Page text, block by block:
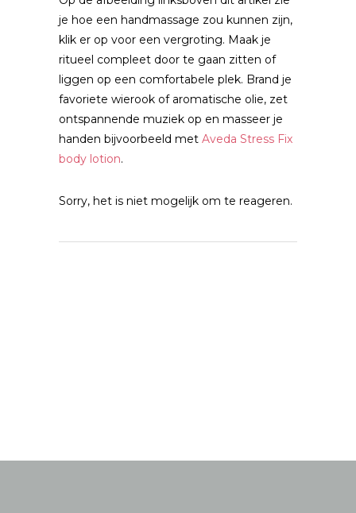
je hoe een handmassage zou kunnen zijn,
klik er op voor een vergroting. Maak je
ritueel compleet door te gaan zitten of
liggen op een comfortabele plek. Brand je
favoriete wierook of aromatische olie, zet
ontspannende muziek op en masseer je
handen bijvoorbeeld met Aveda Stress Fix
body lotion.
Sorry, het is niet mogelijk om te reageren.